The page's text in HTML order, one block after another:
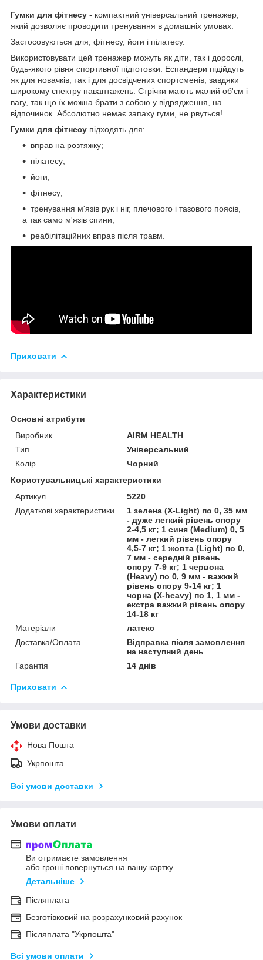
Гумки для фітнесу - компактний універсальний тренажер,
який дозволяє проводити тренування в домашніх умовах.
Застосовуються для, фітнесу, йоги і пілатесу.
Використовувати цей тренажер можуть як діти, так і дорослі,
будь-якого рівня спортивної підготовки. Еспандери підійдуть
як для новачків, так і для досвідчених спортсменів, завдяки
широкому спектру навантажень. Стрічки мають малий об'єм і
вагу, так що їх можна брати з собою у відрядження, на
відпочинок. Абсолютно немає запаху гуми, не рвуться!
Гумки для фітнесу підходять для:
вправ на розтяжку;
пілатесу;
йоги;
фітнесу;
тренування м'язів рук і ніг, плечового і тазового поясів,
а так само м'язів спини;
реабілітаційних вправ після травм.
Приховати
Характеристики
Основні атрибути
Виробник
AIRM HEALTH
Тип
Універсальний
Колір
Чорний
Користувальницькі характеристики
Артикул
5220
Додаткові характеристики
1 зелена (Х-Light) по 0, 35 мм
- дуже легкий рівень опору
2-4,5 кг; 1 синя (Medium) 0, 5
мм - легкий рівень опору
4,5-7 кг; 1 жовта (Light) по 0,
7 мм - середній рівень
опору 7-9 кг; 1 червона
(Heavy) по 0, 9 мм - важкий
рівень опору 9-14 кг; 1
чорна (X-heavy) по 1, 1 мм -
екстра важкий рівень опору
14-18 кг
Матеріали
латекс
Доставка/Оплата
Відправка після замовлення
на наступний день
Гарантія
14 днів
Приховати
Умови доставки
Нова Пошта
Укрпошта
Всі умови доставки
Умови оплати
Ви отримаєте замовлення
або гроші повернуться на вашу картку
Детальніше
Післяплата
Безготівковий на розрахунковий рахунок
Післяплата "Укрпошта"
Всі умови оплати